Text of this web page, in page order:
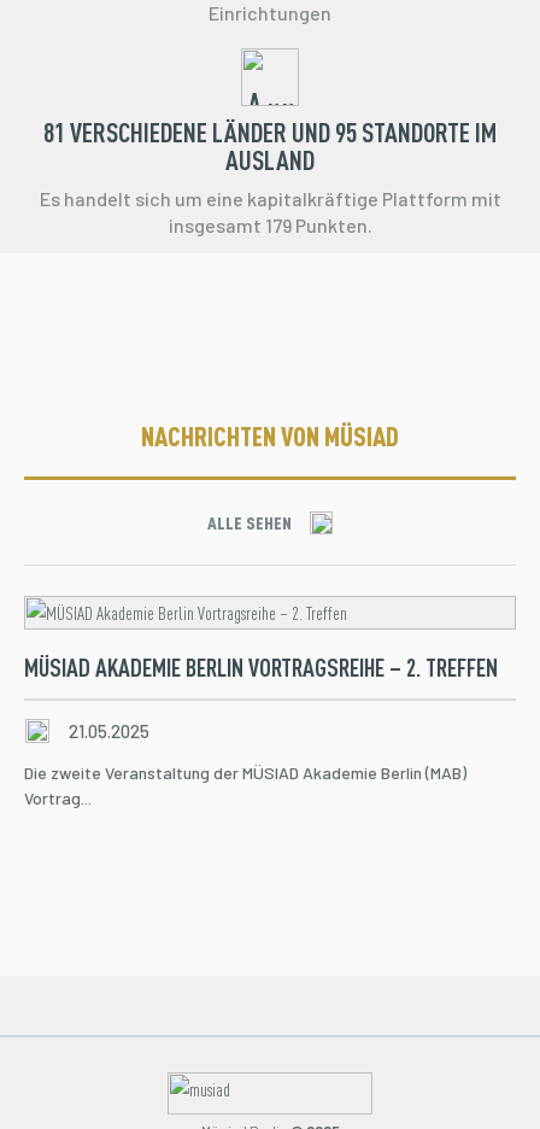
Einrichtungen
81 VERSCHIEDENE LÄNDER UND 95 STANDORTE IM
AUSLAND
Es handelt sich um eine kapitalkräftige Plattform mit
insgesamt 179 Punkten.
NACHRICHTEN VON MÜSIAD
ALLE SEHEN
MÜSIAD AKADEMIE BERLIN VORTRAGSREIHE – 2. TREFFEN
21.05.2025
Die zweite Veranstaltung der MÜSIAD Akademie Berlin (MAB)
Vortrag...